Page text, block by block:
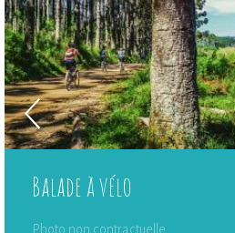
Balade à vélo
Photo non contractuelle